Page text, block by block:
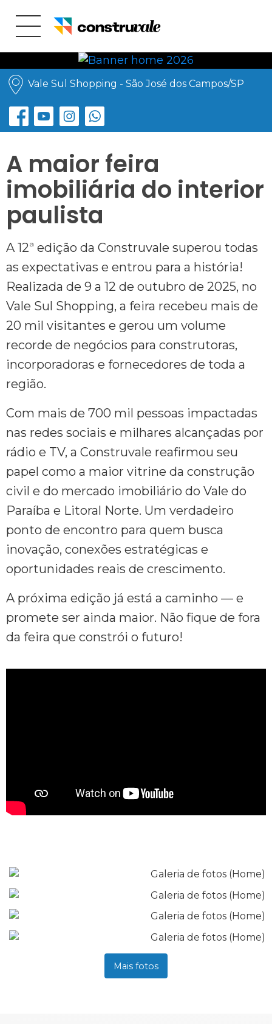
Vale Sul Shopping - São José dos Campos/SP
A maior feira
imobiliária do interior
paulista
A 12ª edição da Construvale superou todas
as expectativas e entrou para a história!
Realizada de 9 a 12 de outubro de 2025, no
Vale Sul Shopping, a feira recebeu mais de
20 mil visitantes e gerou um volume
recorde de negócios para construtoras,
incorporadoras e fornecedores de toda a
região.
Com mais de 700 mil pessoas impactadas
nas redes sociais e milhares alcançadas por
rádio e TV, a Construvale reafirmou seu
papel como a maior vitrine da construção
civil e do mercado imobiliário do Vale do
Paraíba e Litoral Norte. Um verdadeiro
ponto de encontro para quem busca
inovação, conexões estratégicas e
oportunidades reais de crescimento.
A próxima edição já está a caminho — e
promete ser ainda maior. Não fique de fora
da feira que constrói o futuro!
Mais fotos